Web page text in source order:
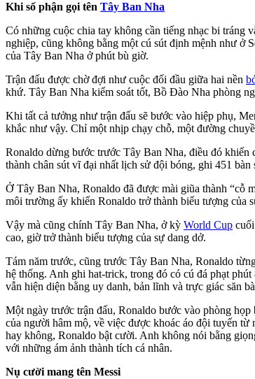
Khi số phận gọi tên Tây Ban Nha
Có những cuộc chia tay không cần tiếng nhạc bi tráng
nghiệp, cũng không bằng một cú sút định mệnh như ở
của Tây Ban Nha ở phút bù giờ.
Trận đấu được chờ đợi như cuộc đối đầu giữa hai nền
khứ. Tây Ban Nha kiểm soát tốt, Bồ Đào Nha phòng
Khi tất cả tưởng như trận đấu sẽ bước vào hiệp phụ,
khắc như vậy. Chỉ một nhịp chạy chỗ, một đường
Ronaldo dừng bước trước Tây Ban Nha, điều đó khiến
thành chân sút vĩ đại nhất lịch sử đội bóng, ghi 451
Ở Tây Ban Nha, Ronaldo đã được mài giũa thành “cỗ
môi trường ấy khiến Ronaldo trở thành biểu tượng của
Vậy mà cũng chính Tây Ban Nha, ở kỳ World Cup
cao, giờ trở thành biểu tượng của sự dang dở.
Tám năm trước, cũng trước Tây Ban Nha, Ronaldo
hệ thống. Anh ghi hat-trick, trong đó có cú đá phạt
vẫn hiện diện bằng uy danh, bản lĩnh và trực giác săn
Một ngày trước trận đấu, Ronaldo bước vào phòng
của người hâm mộ, về việc được khoác áo đội tuyển
hay không, Ronaldo bật cười. Anh không nói bằng
với những ám ảnh thành tích cá nhân.
Nụ cười mang tên Messi